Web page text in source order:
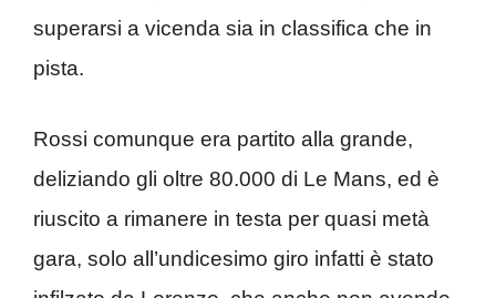
superarsi a vicenda sia in classifica che in
pista.
Rossi comunque era partito alla grande,
deliziando gli oltre 80.000 di Le Mans, ed è
riuscito a rimanere in testa per quasi metà
gara, solo all’undicesimo giro infatti è stato